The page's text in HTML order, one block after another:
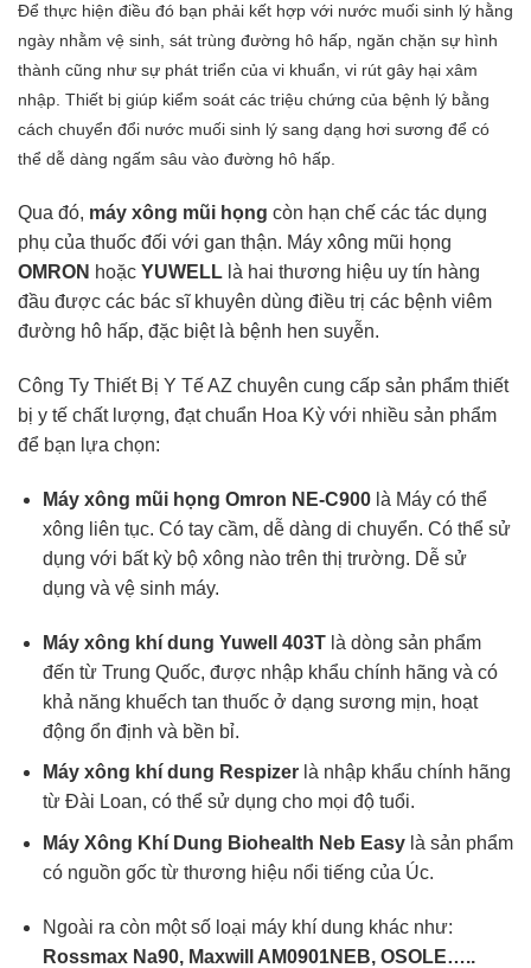
Để thực hiện điều đó bạn phải kết hợp với nước muối sinh lý hằng
ngày nhằm vệ sinh, sát trùng đường hô hấp, ngăn chặn sự hình
thành cũng như sự phát triển của vi khuẩn, vi rút gây hại xâm
nhập. Thiết bị giúp kiểm soát các triệu chứng của bệnh lý bằng
cách chuyển đổi nước muối sinh lý sang dạng hơi sương để có
thể dễ dàng ngấm sâu vào đường hô hấp.
Qua đó, máy xông mũi họng còn hạn chế các tác dụng
phụ của thuốc đối với gan thận. Máy xông mũi họng
OMRON hoặc YUWELL là hai thương hiệu uy tín hàng
đầu được các bác sĩ khuyên dùng điều trị các bệnh viêm
đường hô hấp, đặc biệt là bệnh hen suyễn.
Công Ty Thiết Bị Y Tế AZ chuyên cung cấp sản phẩm thiết
bị y tế chất lượng, đạt chuẩn Hoa Kỳ với nhiều sản phẩm
để bạn lựa chọn:
Máy xông mũi họng Omron NE-C900 là Máy có thể
xông liên tục. Có tay cầm, dễ dàng di chuyển. Có thể sử
dụng với bất kỳ bộ xông nào trên thị trường. Dễ sử
dụng và vệ sinh máy.
Máy xông khí dung Yuwell 403Tlà dòng sản phẩm
đến từ Trung Quốc, được nhập khẩu chính hãng và có
khả năng khuếch tan thuốc ở dạng sương mịn, hoạt
động ổn định và bền bỉ.
Máy xông khí dung Respizerlà nhập khẩu chính hãng
từ Đài Loan, có thể sử dụng cho mọi độ tuổi.
Máy Xông Khí Dung Biohealth Neb Easy là sản phẩm
có nguồn gốc từ thương hiệu nổi tiếng của Úc.
Ngoài ra còn một số loại máy khí dung khác như:
Rossmax Na90, Maxwill AM0901NEB, OSOLE…..